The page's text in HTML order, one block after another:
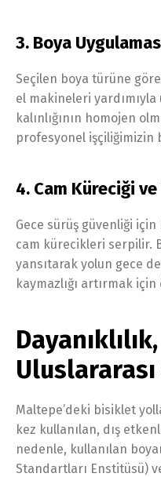
3. Boya
Seçilen boya türüne
el makineleri
kalınlığının homojen
profesyonel işçiliğimizin
4. Cam Küreciği
Gece sürüş güvenliği
cam kürecikleri serpilir.
yansıtarak yolun gece
kaymazlığı artırmak
Maltepe’deki bisiklet
kez kullanılan, dış
nedenle, kullanılan
Standartları Enstitüsü)